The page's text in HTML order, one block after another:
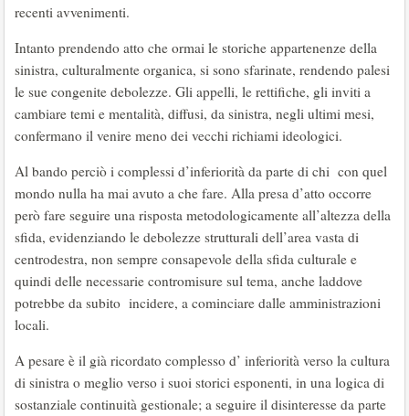
recenti avvenimenti.
Intanto prendendo atto che ormai le storiche appartenenze della
sinistra, culturalmente organica, si sono sfarinate, rendendo palesi
le sue congenite debolezze. Gli appelli, le rettifiche, gli inviti a
cambiare temi e mentalità, diffusi, da sinistra, negli ultimi mesi,
confermano il venire meno dei vecchi richiami ideologici.
Al bando perciò i complessi d’inferiorità da parte di chi con quel
mondo nulla ha mai avuto a che fare. Alla presa d’atto occorre
però fare seguire una risposta metodologicamente all’altezza della
sfida, evidenziando le debolezze strutturali dell’area vasta di
centrodestra, non sempre consapevole della sfida culturale e
quindi delle necessarie contromisure sul tema, anche laddove
potrebbe da subito incidere, a cominciare dalle amministrazioni
locali.
A pesare è il già ricordato complesso d’ inferiorità verso la cultura
di sinistra o meglio verso i suoi storici esponenti, in una logica di
sostanziale continuità gestionale; a seguire il disinteresse da parte